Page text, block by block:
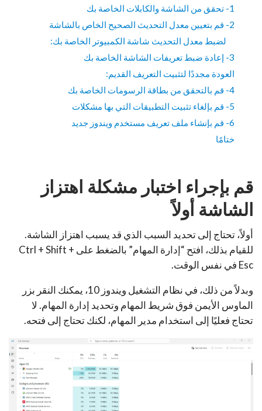
1- تحقق من الشاشة والكابلات الخاصة بك
2- قم بتعيين معدل التحديث الصحيح الخاص بالشاشة
لضبط معدل التحديث شاشة الكمبيوتر الخاصة بك:
3- إعادة ضبط تعريفات الشاشة الخاصة بك
العودة مجددًا لتثبيت التعريف القديم:
4- قم بالتحقق من بطاقة الرسومات الخاصة بك
5- قم بإلغاء تثبيت التطبيقات التي بها مشكلات
6- قم بإنشاء ملف تعريف مستخدم ويندوز جديد
ختامًا
قم بإجراء اختبار مشكلة اهتزاز
الشاشة أولاً
أولاً، تحتاج إلى تحديد السبب الذي قد يسبب اهتزاز الشاشة.
للقيام بذلك، افتح “إدارة المهام” بالضغط على Ctrl + Shift +
Esc في نفس الوقت.
وبدلاً من ذلك، في نظام التشغيل ويندوز 10، يمكنك النقر بزر
الماوس الأيمن فوق شريط المهام وتحديد إدارة المهام. لا
تحتاج فعليًا إلى استخدام مدير المهام، لكنك تحتاج إلى فتحه.